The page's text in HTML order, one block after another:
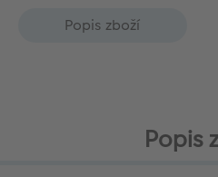
Popis zboží
Popis